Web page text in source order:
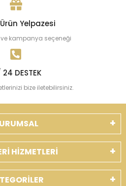
Yelpazesi
kampanya seçeneği
DESTEK
bize iletebilirsiniz.
HİZMETLERİ